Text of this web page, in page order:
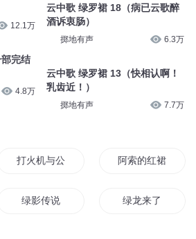
12.1万
完结
4.8万
云中歌 绿罗裙 18（病已云歌醉
酒诉衷肠）
掷地有声 6.3万
云中歌 绿罗裙 13（快相认啊！
乳齿近！）
掷地有声 7.7万
打火机与公主裙 阿索的红裙子
绿影传说 绿龙来了